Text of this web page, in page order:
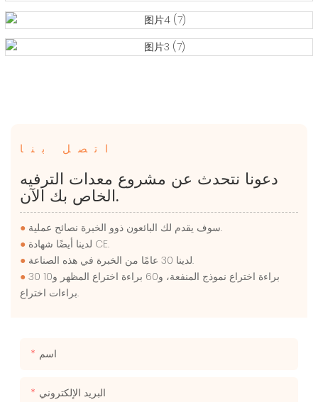
اتصل بنا
دعونا نتحدث عن مشروع معدات الترفيه
الخاص بك الآن.
●
سوف يقدم لك البائعون ذوو الخبرة نصائح عملية.
●
لدينا أيضًا شهادة CE.
●
لدينا 30 عامًا من الخبرة في هذه الصناعة.
● 30 براءة اختراع نموذج المنفعة، و60 براءة اختراع المظهر و10
براءات اختراع.
اسم
البريد الإلكتروني